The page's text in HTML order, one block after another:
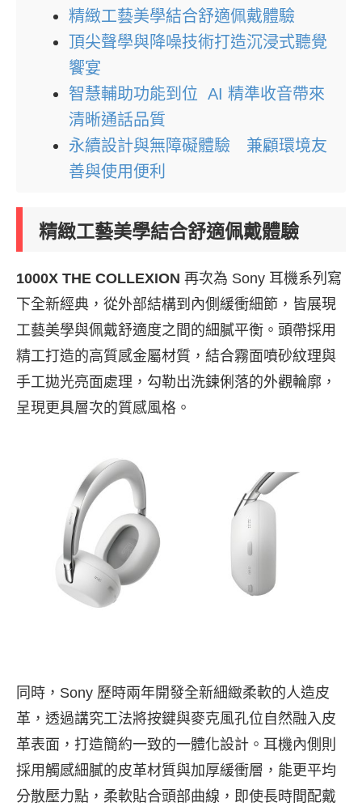
精緻工藝美學結合舒適佩戴體驗
頂尖聲學與降噪技術打造沉浸式聽覺
饗宴
智慧輔助功能到位 AI 精準收音帶來
清晰通話品質
永續設計與無障礙體驗 兼顧環境友
善與使用便利
精緻工藝美學結合舒適佩戴體驗
1000X THE COLLEXION 再次為 Sony 耳機系列寫
下全新經典，從外部結構到內側緩衝細節，皆展現
工藝美學與佩戴舒適度之間的細膩平衡。頭帶採用
精工打造的高質感金屬材質，結合霧面噴砂紋理與
手工拋光亮面處理，勾勒出洗鍊俐落的外觀輪廓，
呈現更具層次的質感風格。
同時，Sony 歷時兩年開發全新細緻柔軟的人造皮
革，透過講究工法將按鍵與麥克風孔位自然融入皮
革表面，打造簡約一致的一體化設計。耳機內側則
採用觸感細膩的皮革材質與加厚緩衝層，能更平均
分散壓力點，柔軟貼合頭部曲線，即使長時間配戴